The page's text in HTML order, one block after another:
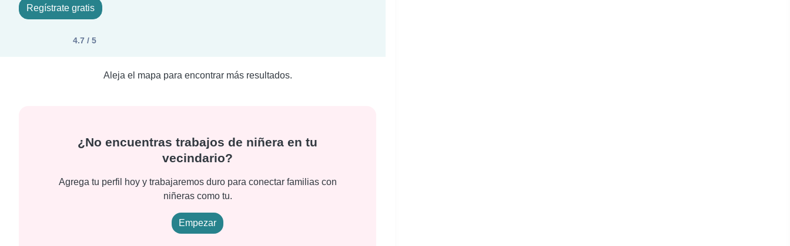
Regístrate gratis
4.7 / 5
Aleja el mapa para encontrar más resultados.
¿No encuentras trabajos de niñera en tu
vecindario?
Agrega tu perfil hoy y trabajaremos duro para conectar familias con
niñeras como tu.
Empezar